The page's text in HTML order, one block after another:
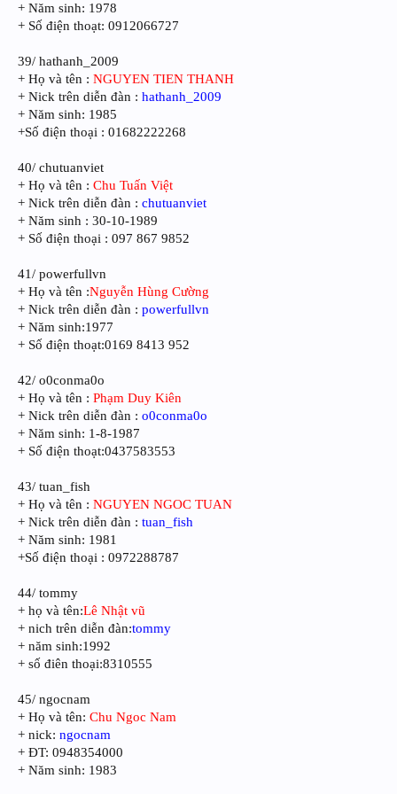
+ Năm sinh: 1978
+ Số điện thoạt: 0912066727
39/ hathanh_2009
+ Họ và tên : NGUYEN TIEN THANH
+ Nick trên diễn đàn : hathanh_2009
+ Năm sinh: 1985
+Số điện thoại : 01682222268
40/ chutuanviet
+ Họ và tên : Chu Tuấn Việt
+ Nick trên diễn đàn : chutuanviet
+ Năm sinh : 30-10-1989
+ Số điện thoại : 097 867 9852
41/ powerfullvn
+ Họ và tên :Nguyễn Hùng Cường
+ Nick trên diễn đàn : powerfullvn
+ Năm sinh:1977
+ Số điện thoạt:0169 8413 952
42/ o0conma0o
+ Họ và tên : Phạm Duy Kiên
+ Nick trên diễn đàn : o0conma0o
+ Năm sinh: 1-8-1987
+ Số điện thoạt:0437583553
43/ tuan_fish
+ Họ và tên : NGUYEN NGOC TUAN
+ Nick trên diễn đàn : tuan_fish
+ Năm sinh: 1981
+Số điện thoại : 0972288787
44/ tommy
+ họ và tên:Lê Nhật vũ
+ nich trên diễn đàn:tommy
+ năm sinh:1992
+ số điên thoại:8310555
45/ ngocnam
+ Họ và tên: Chu Ngoc Nam
+ nick: ngocnam
+ ĐT: 0948354000
+ Năm sinh: 1983